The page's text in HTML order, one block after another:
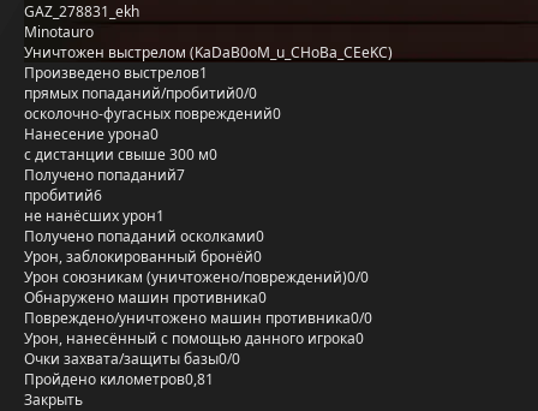
GAZ_278831_ekh
Minotauro
Уничтожен выстрелом (KaDaB0oM_u_CHoBa_CEeKC)
Произведено выстрелов1
прямых попаданий/пробитий0/0
осколочно-фугасных повреждений0
Нанесение урона0
с дистанции свыше 300 м0
Получено попаданий7
пробитий6
не нанёсших урон1
Получено попаданий осколками0
Урон, заблокированный бронёй0
Урон союзникам (уничтожено/повреждений)0/0
Обнаружено машин противника0
Повреждено/уничтожено машин противника0/0
Урон, нанесённый с помощью данного игрока0
Очки захвата/защиты базы0/0
Пройдено километров0,81
Закрыть